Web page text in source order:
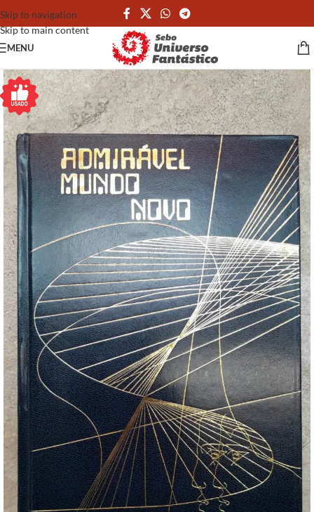
Skip to navigation
Skip to main content
MENU